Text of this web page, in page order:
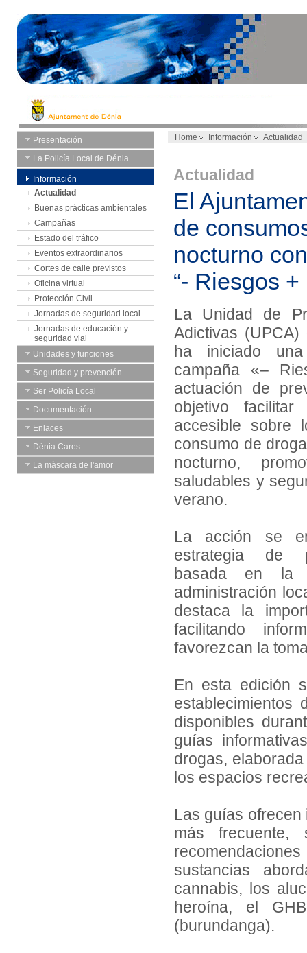
Presentación
La Policía Local de Dénia
Información
Actualidad
Buenas prácticas ambientales
Campañas
Estado del tráfico
Eventos extraordinarios
Cortes de calle previstos
Oficina virtual
Protección Civil
Jornadas de seguridad local
Jornadas de educación y
seguridad vial
Unidades y funciones
Seguridad y prevención
Ser Policía Local
Documentación
Enlaces
Dénia Cares
La màscara de l'amor
Home Información Actualidad
Actualidad
El
de
nocturno
“- Riesgos
La Unidad de
Adictivas
ha iniciado
campaña «–
actuación de
objetivo
accesible sobre
consumo de
nocturno,
saludables y
verano.
La acción se
estrategia de
basada en la
administración
destaca la
facilitando
favorezcan la
En esta edición
establecimientos
disponibles
guías
drogas,
los espacios
Las guías
más
sustancias
cannabis, los
heroína, el
(burundanga).